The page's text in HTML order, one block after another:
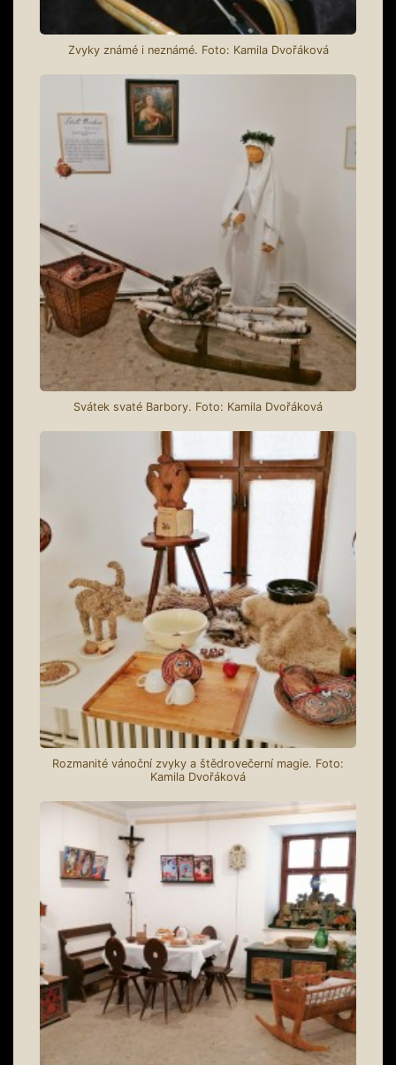
Zvyky známé i neznámé. Foto: Kamila Dvořáková
Svátek svaté Barbory. Foto: Kamila Dvořáková
Rozmanité vánoční zvyky a štědrovečerní magie. Foto:
Kamila Dvořáková